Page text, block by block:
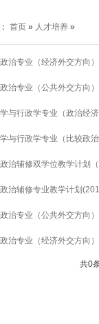
首页 » 人才培养 »
治专业（经济外交方向
治专业（公共外交方向
与行政学专业（政治经
与行政学专业（比较政
治辅修双学位教学计划
治辅修专业教学计划
治专业（公共外交方向
治专业（经济外交方向
共0